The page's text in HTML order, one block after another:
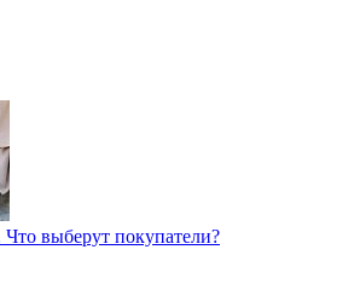
выберут покупатели?